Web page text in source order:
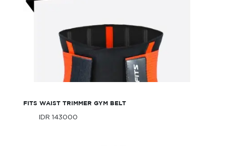
FITS WAIST TRIMMER GYM BELT
IDR 143000
FITS Waist Trimmer Gym Belt
IDR 143000